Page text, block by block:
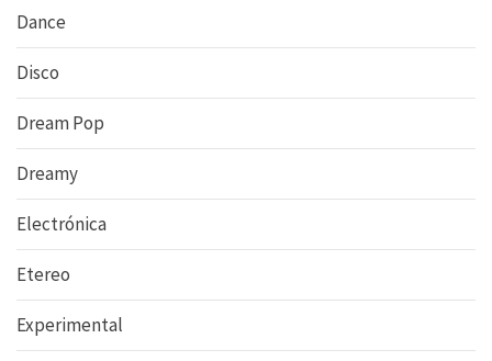
Dance
Disco
Dream Pop
Dreamy
Electrónica
Etereo
Experimental